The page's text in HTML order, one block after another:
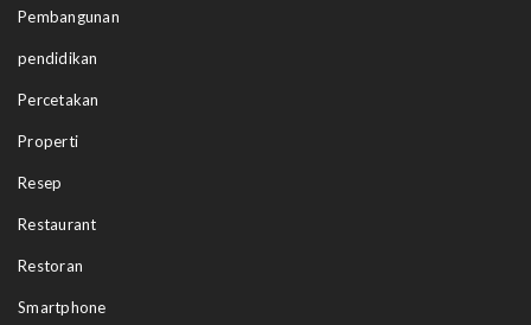
Pembangunan
pendidikan
Percetakan
Properti
Resep
Restaurant
Restoran
Smartphone